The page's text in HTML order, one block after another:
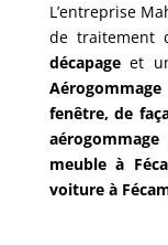
L’entreprise
de traitement
décapageet
fenêtre, de
meuble à
voiture à